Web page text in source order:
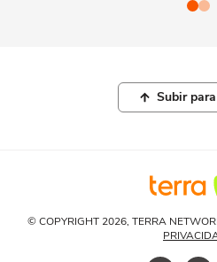
Subir
© COPYRIGHT 2026, TERRA